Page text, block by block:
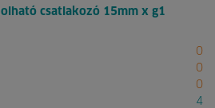
csatlakozó 15mm x g1
0
0
0
4